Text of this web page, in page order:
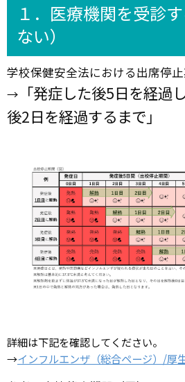
１．医療機関を受診
ない）
学校保健安全法における出席停
→
「発症した後5日を経過
後2日を経過するまで」
詳細は下記を確認してください。
→インフルエンザ（総合ページ）/厚